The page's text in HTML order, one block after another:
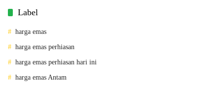
Label
harga emas
harga emas perhiasan
harga emas perhiasan hari ini
harga emas Antam